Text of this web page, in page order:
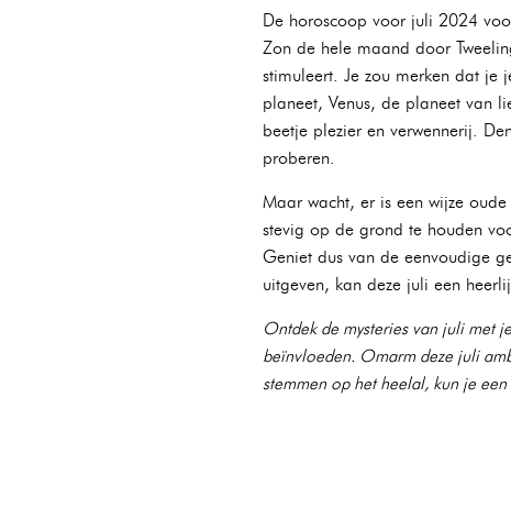
De horoscoop voor juli 2024
Zon de hele maand door
stimuleert. Je zou merken dat je
planeet, Venus, de planeet van
beetje plezier en verwennerij.
proberen.
Maar wacht, er is een wijze
stevig op de grond te houden
Geniet dus van de eenvoudige
uitgeven, kan deze juli een
Ontdek de mysteries van juli met
beïnvloeden. Omarm deze juli
stemmen op het heelal, kun je